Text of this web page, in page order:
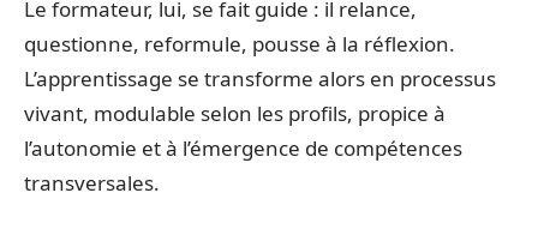
Le formateur, lui, se fait guide : il relance,
questionne, reformule, pousse à la réflexion.
L’apprentissage se transforme alors en processus
vivant, modulable selon les profils, propice à
l’autonomie et à l’émergence de compétences
transversales.